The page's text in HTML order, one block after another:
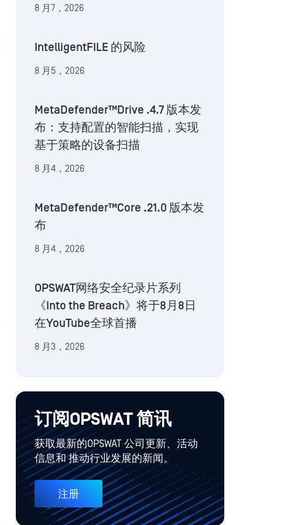
8 月7，2026
IntelligentFILE 的风险
8 月5，2026
MetaDefender™Drive .4.7 版本发
布：支持配置的智能扫描，实现
基于策略的设备扫描
8 月4，2026
MetaDefender™Core .21.0 版本发
布
8 月4，2026
OPSWAT网络安全纪录片系列
《Into the Breach》将于8月8日
在YouTube全球首播
8 月3，2026
订阅OPSWAT 简讯
获取最新的OPSWAT 公司更新、活动
信息和 推动行业发展的新闻。
注册